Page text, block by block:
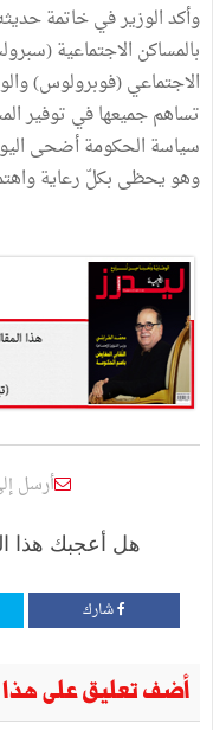
وأكدالوزيرفيخاتمة
بالمساكن الاجتماعية(
الاجتماعي(فوبرولوس)
تساهمجميعهافي توفير
سياسة الحكومةأضحى
وهويحظى بكلّ رعاية
أرسل
هل أعجبك هذا
شارك
أضف تعليق على هذا